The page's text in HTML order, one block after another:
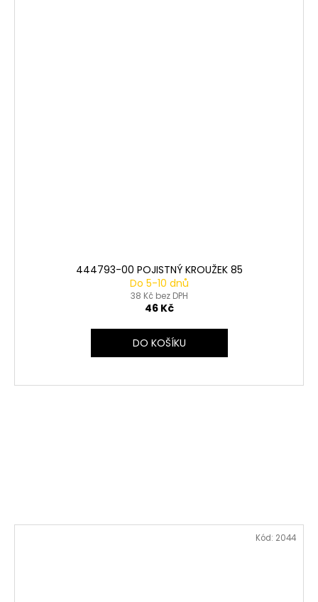
444793-00 POJISTNÝ KROUŽEK 85
Do 5-10 dnů
38 Kč bez DPH
46 Kč
DO KOŠÍKU
Kód: 2044